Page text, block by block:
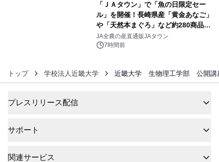
「ＪＡタウン」で「魚の日限定セー
ル」を開催！長崎県産「黄金あなご」
や「天然本まぐろ」など約280商品を
販売！～毎月１０日の定例企画～
JA全農の産直通販JAタウン
7時間前
トップ 学校法人近畿大学 近畿大学 生物理工学部 公開講
プレスリリース配信
サポート
関連サービス